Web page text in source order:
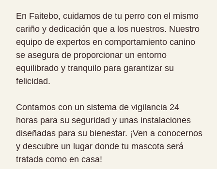
En Faitebo, cuidamos de tu perro con el mismo
cariño y dedicación que a los nuestros. Nuestro
equipo de expertos en comportamiento canino
se asegura de proporcionar un entorno
equilibrado y tranquilo para garantizar su
felicidad.
Contamos con un sistema de vigilancia 24
horas para su seguridad y unas instalaciones
diseñadas para su bienestar. ¡Ven a conocernos
y descubre un lugar donde tu mascota será
tratada como en casa!